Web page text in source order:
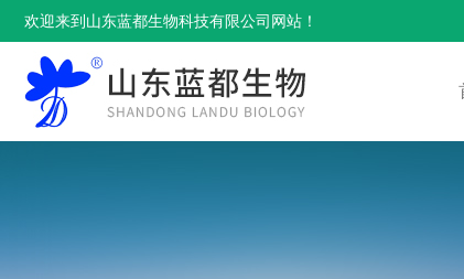
欢迎来到山东蓝都生物科技有限公司网站！